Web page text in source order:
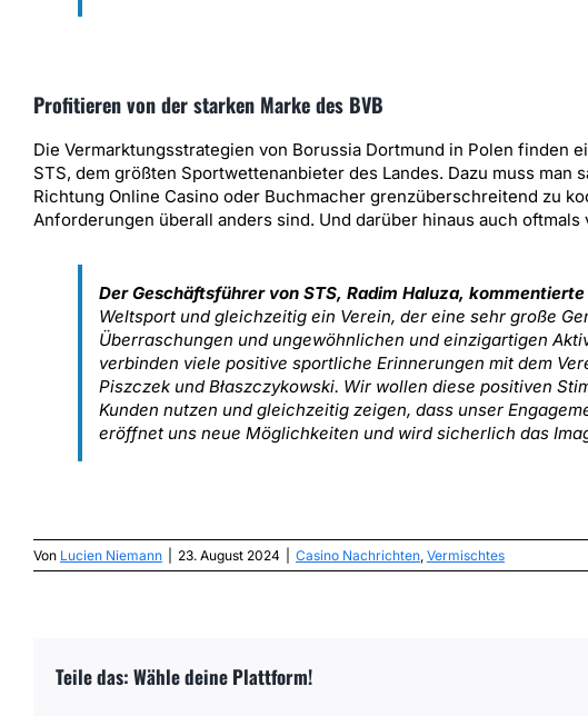
Profitieren von der starken Marke des BVB
Die Vermarktungsstrategien von Borussia Dortmund in Polen finden
STS, dem größten Sportwettenanbieter des Landes. Dazu muss
Richtung Online Casino oder Buchmacher grenzüberschreitend zu
Anforderungen überall anders sind. Und darüber hinaus auch
Der Geschäftsführer von STS, Radim Haluza,
Weltsport und gleichzeitig ein Verein, der eine sehr große
Überraschungen und ungewöhnlichen und einzigartigen
verbinden viele positive sportliche Erinnerungen mit dem
Piszczek und Błaszczykowski. Wir wollen diese positiven
Kunden nutzen und gleichzeitig zeigen, dass unser
eröffnet uns neue Möglichkeiten und wird sicherlich das
Von Lucien Niemann 23. August 2024 Casino Nachrichten Vermischtes
Teile das: Wähle deine Plattform!